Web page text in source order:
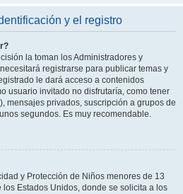
y el registro
la toman los Administradores y
registrarse para publicar temas y
le dará acceso a contenidos
usuario invitado no disfrutaría, como tener
mensajes privados, suscripción a grupos de
segundos. Es muy recomendable.
y Protección de Niños menores de 13
Estados Unidos, donde se solicita a los